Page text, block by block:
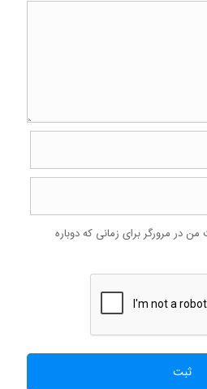
در مرورگر برای زمانی که دوباره